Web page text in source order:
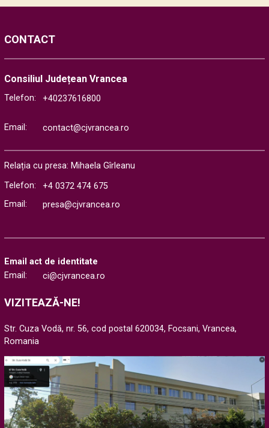
CONTACT
Consiliul Județean Vrancea
Telefon: +40237616800
Email: contact@cjvrancea.ro
Relația cu presa: Mihaela Gîrleanu
Telefon:
+4 0372 474 675
Email:
presa@cjvrancea.ro
Email act de identitate
Email:
ci@cjvrancea.ro
VIZITEAZĂ-NE!
Str. Cuza Vodă, nr. 56, cod postal 620034, Focsani, Vrancea,
Romania